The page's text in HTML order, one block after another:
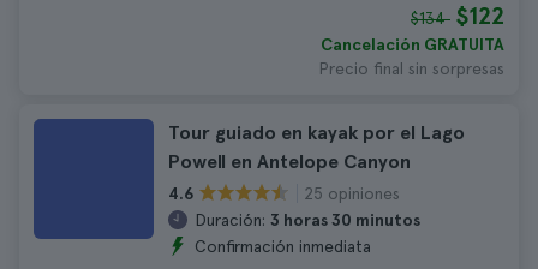
$134 $122
Cancelación GRATUITA
Precio final sin sorpresas
Tour guiado en kayak por el Lago
Powell en Antelope Canyon
4.6
25 opiniones
Duración: 3 horas 30 minutos
Confirmación inmediata